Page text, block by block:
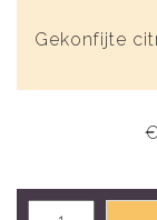
Gekonfijte